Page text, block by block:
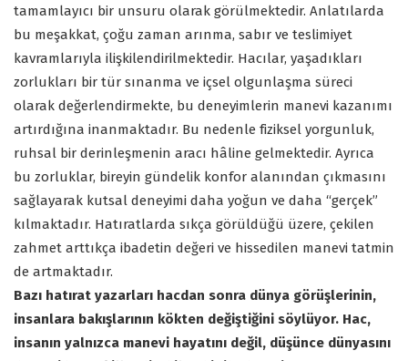
tamamlayıcı bir unsuru olarak görülmektedir. Anlatılarda
bu meşakkat, çoğu zaman arınma, sabır ve teslimiyet
kavramlarıyla ilişkilendirilmektedir. Hacılar, yaşadıkları
zorlukları bir tür sınanma ve içsel olgunlaşma süreci
olarak değerlendirmekte, bu deneyimlerin manevi kazanımı
artırdığına inanmaktadır. Bu nedenle fiziksel yorgunluk,
ruhsal bir derinleşmenin aracı hâline gelmektedir. Ayrıca
bu zorluklar, bireyin gündelik konfor alanından çıkmasını
sağlayarak kutsal deneyimi daha yoğun ve daha “gerçek”
kılmaktadır. Hatıratlarda sıkça görüldüğü üzere, çekilen
zahmet arttıkça ibadetin değeri ve hissedilen manevi tatmin
de artmaktadır.
Bazı hatırat yazarları hacdan sonra dünya görüşlerinin,
insanlara bakışlarının kökten değiştiğini söylüyor. Hac,
insanın yalnızca manevi hayatını değil, düşünce dünyasını